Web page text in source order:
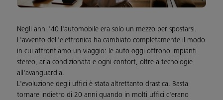
Negli anni '40 l'automobile era solo un mezzo per spostarsi.
L'avvento dell'elettronica ha cambiato completamente il modo
in cui affrontiamo un viaggio: le auto oggi offrono impianti
stereo, aria condizionata e ogni confort, oltre a tecnologie
all'avanguardia.
L'evoluzione degli uffici è stata altrettanto drastica. Basta
tornare indietro di 20 anni quando in molti uffici c'erano